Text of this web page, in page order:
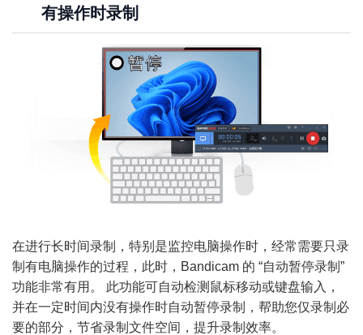
有操作时录制
在进行长时间录制，特别是监控电脑操作时，经常需要只录
制有电脑操作的过程，此时，Bandicam 的 “自动暂停录制”
功能非常有用。 此功能可自动检测鼠标移动或键盘输入，
并在一定时间内没有操作时自动暂停录制，帮助您仅录制必
要的部分，节省录制文件空间，提升录制效率。